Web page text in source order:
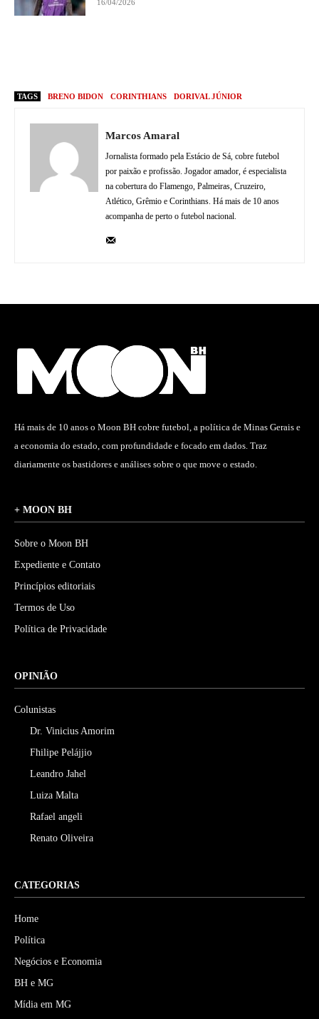
16/04/2026
TAGS BRENO BIDON CORINTHIANS DORIVAL JÚNIOR
Marcos Amaral
Jornalista formado pela Estácio de Sá, cobre futebol
por paixão e profissão. Jogador amador, é especialista
na cobertura do Flamengo, Palmeiras, Cruzeiro,
Atlético, Grêmio e Corinthians. Há mais de 10 anos
acompanha de perto o futebol nacional.
Há mais de 10 anos o Moon BH cobre futebol, a política de Minas Gerais e
a economia do estado, com profundidade e focado em dados. Traz
diariamente os bastidores e análises sobre o que move o estado.
+ MOON BH
Sobre o Moon BH
Expediente e Contato
Princípios editoriais
Termos de Uso
Política de Privacidade
OPINIÃO
Colunistas
Dr. Vinicius Amorim
Fhilipe Pelájjio
Leandro Jahel
Luiza Malta
Rafael angeli
Renato Oliveira
CATEGORIAS
Home
Política
Negócios e Economia
BH e MG
Mídia em MG